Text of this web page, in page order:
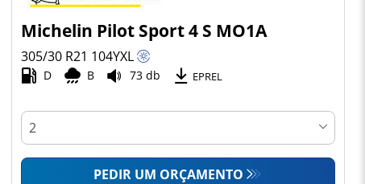
Michelin Pilot Sport 4 S MO1A
305/30 R21 104YXL
D B 73 db EPREL
PEDIR UM ORÇAMENTO